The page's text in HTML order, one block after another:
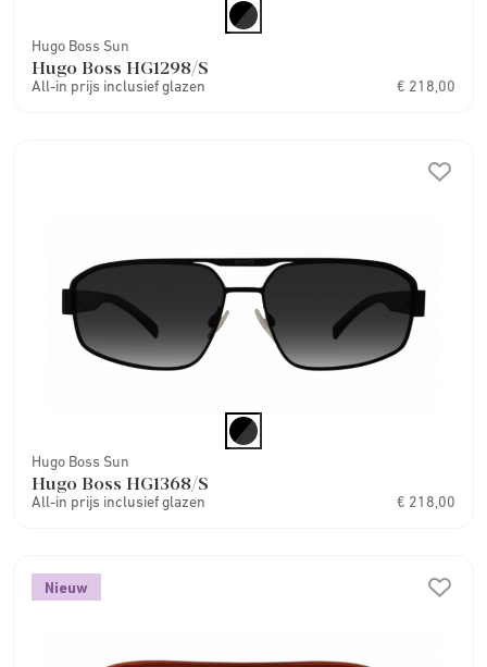
Hugo Boss Sun
Hugo Boss HG1298/S
All-in prijs inclusief glazen € 218,00
Hugo Boss Sun
Hugo Boss HG1368/S
All-in prijs inclusief glazen € 218,00
Nieuw